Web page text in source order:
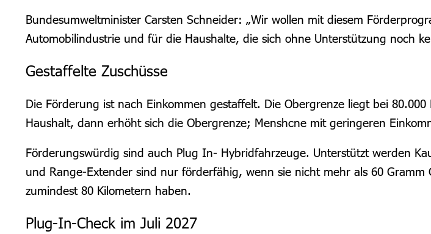
Bundesumweltminister Carsten Schneider: „Wir wollen mit diesem
Automobilindustrie und für die Haushalte, die sich ohne Unterstützung noch
Gestaffelte Zuschüsse
Die Förderung ist nach Einkommen gestaffelt. Die Obergrenze liegt bei
Haushalt, dann erhöht sich die Obergrenze; Menshcne mit geringeren
Förderungswürdig sind auch Plug In- Hybridfahrzeuge. Unterstützt werden
und Range-Extender sind nur förderfähig, wenn sie nicht mehr als 60 Gramm
zumindest 80 Kilometern haben.
Plug-In-Check im Juli 2027